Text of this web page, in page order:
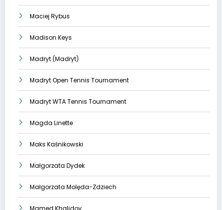
Maciej Rybus
Madison Keys
Madryt (Madryt)
Madryt Open Tennis Tournament
Madryt WTA Tennis Tournament
Magda Linette
Maks Kaśnikowski
Małgorzata Dydek
Małgorzata Molęda-Zdziech